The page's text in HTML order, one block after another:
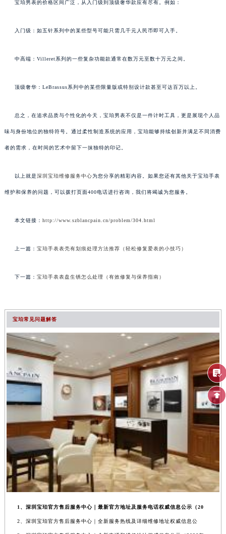
宝珀男表的价格区间广泛，从入门级到顶级奢华款应有尽有。例如：
入门级：如五针系列中的某些型号可能只需几千元人民币即可入手。
中高端：Villeret系列的一些复杂功能款通常在数万元至数十万元之间。
顶级奢华：LeBrassus系列中的某些限量版或特别设计款甚至可达百万以上。
总之，在追求品质与个性化的今天，宝珀男表不仅是一件计时工具，更是展现个人品
味与身份地位的独特符号。通过柔性制造系统的应用，宝珀能够持续创新并满足不同消费
者的需求，在时间的艺术中留下一抹独特的印记。
以上就是深圳宝珀维修服务中心为您分享的精彩内容。如果您还有其他关于宝珀手表
维护和保养的问题，可以拨打页面400电话进行咨询，我们将竭诚为您服务。
本文链接： http://www.szblancpain.cn/problem/304.html
上一篇： 宝珀手表表壳有划痕处理方法推荐（轻松修复爱表的小技巧）
下一篇： 宝珀手表表盘生锈怎么处理（有效修复与保养指南）
宝珀常见问题解答
1、深圳宝珀官方售后服务中心｜最新官方地址及服务电话权威信息公示（20
2、深圳宝珀官方售后服务中心｜全新服务热线及详细维修地址权威信息公